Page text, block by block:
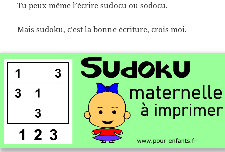
Tu peux même l’écrire sudocu ou sodocu.
Mais sudoku, c’est la bonne écriture, crois moi.